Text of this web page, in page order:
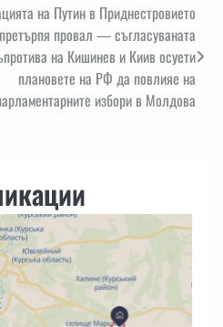
на Путин в Приднестровието
претърпя провал — съгласуваната
на Кишинев и Киив осуети
плановете на РФ да повлияе на
избори в Молдова